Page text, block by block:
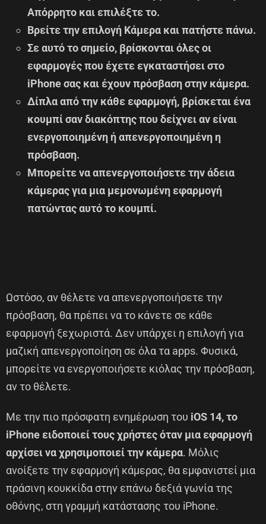
Απόρρητο και επιλέξτε το.
Βρείτε την επιλογή Κάμερα και πατήστε πάνω.
Σε αυτό το σημείο, βρίσκονται όλες οι
εφαρμογές που έχετε εγκαταστήσει στο
iPhone σας και έχουν πρόσβαση στην κάμερα.
Δίπλα από την κάθε εφαρμογή, βρίσκεται ένα
κουμπί σαν διακόπτης που δείχνει αν είναι
ενεργοποιημένη ή απενεργοποιημένη η
πρόσβαση.
Μπορείτε να απενεργοποιήσετε την άδεια
κάμερας για μια μεμονωμένη εφαρμογή
πατώντας αυτό το κουμπί.
Ωστόσο, αν θέλετε να απενεργοποιήσετε την
πρόσβαση, θα πρέπει να το κάνετε σε κάθε
εφαρμογή ξεχωριστά. Δεν υπάρχει η επιλογή για
μαζική απενεργοποίηση σε όλα τα apps. Φυσικά,
μπορείτε να ενεργοποιήσετε κιόλας την πρόσβαση,
αν το θέλετε.
Με την πιο πρόσφατη ενημέρωση του iOS 14,το
iPhone ειδοποιεί τους χρήστες όταν μια εφαρμογή
αρχίσει να χρησιμοποιεί την κάμερα. Μόλις
ανοίξετε την εφαρμογή κάμερας, θα εμφανιστεί μια
πράσινη κουκκίδα στην επάνω δεξιά γωνία της
οθόνης, στη γραμμή κατάστασης του iPhone.